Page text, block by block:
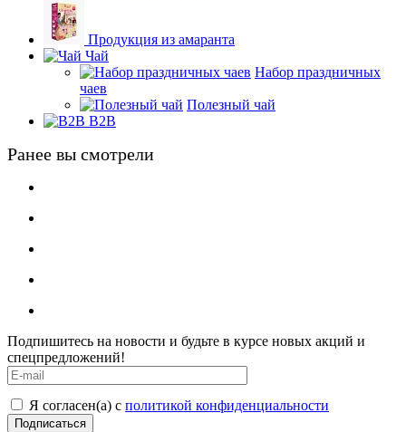
Продукция из амаранта
Чай
Набор праздничных
чаев
Полезный чай
B2B
Ранее вы смотрели
Подпишитесь на новости и будьте в курсе новых акций и
спецпредложений!
Я согласен(а) с политикой конфиденциальности